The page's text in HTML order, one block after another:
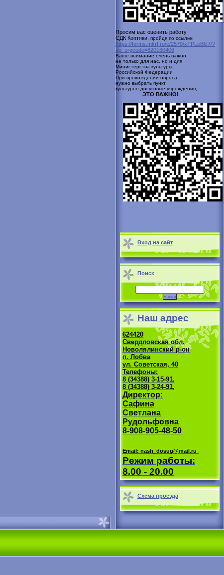
Просим вас оценить работу
СДК Коптяки. пройдя по ссылке:
https://forms.mkrf.ru/e/2579/xTPLeBU7/?
ap_orgcode=820160406
Ваше внимание очень важно
не только для нас, но и для
Министерства культуры
Российской Федерации
При прохождении опроса
нужно выбрать пункт
культурно-досуговые учреждения,
ЭТО ВАЖНО!
Вход на сайт
Поиск
Наш адрес
624420
Свердловская обл.
Новолялинский р-он
п. Лобва
ул. Советская, 40
Телефоны:
8 (34388) 3-15-91,
8 (34388) 3-24-91,
Директор:
Сафина
Светлана
Рудольфовна
8-908-905-48-50
Email: nash_dosug@mail.ru
Режим работы:
8.00 - 20.00
Схема проезда